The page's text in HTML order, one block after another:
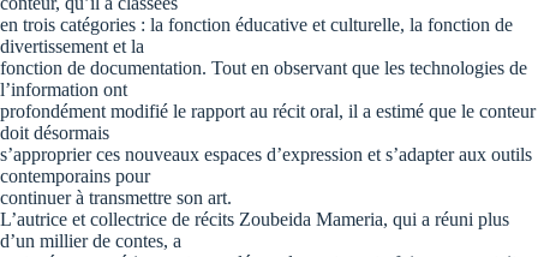
en trois catégories : la fonction éducative et culturelle, la fonction de
divertissement et la
fonction de documentation. Tout en observant que les technologies de
l’information ont
profondément modifié le rapport au récit oral, il a estimé que le conteur
doit désormais
s’approprier ces nouveaux espaces d’expression et s’adapter aux outils
contemporains pour
continuer à transmettre son art.
L’autrice et collectrice de récits Zoubeida Mameria, qui a réuni plus
d’un millier de contes, a